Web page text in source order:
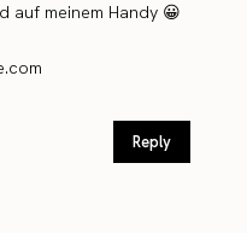
auf meinem Handy 😀
Reply